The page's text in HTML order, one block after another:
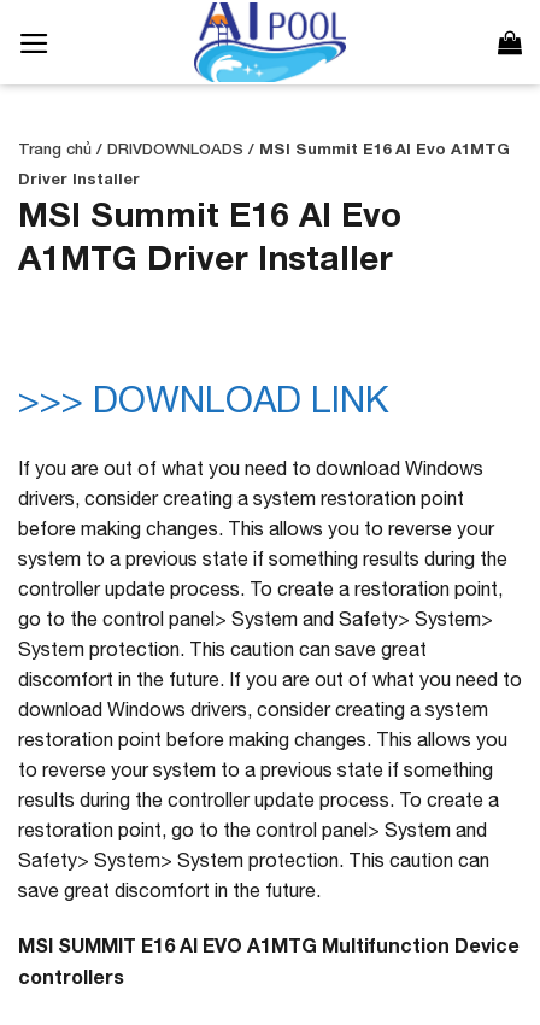
qua
Trang chủ / DRIVDOWNLOADS / MSI Summit E16 AI Evo A1MTG
Driver Installer
MSI Summit E16 AI Evo
A1MTG Driver Installer
>>> DOWNLOAD LINK
If you are out of what you need to download Windows
drivers, consider creating a system restoration point
before making changes. This allows you to reverse your
system to a previous state if something results during the
controller update process. To create a restoration point,
go to the control panel> System and Safety> System>
System protection. This caution can save great
discomfort in the future. If you are out of what you need to
download Windows drivers, consider creating a system
restoration point before making changes. This allows you
to reverse your system to a previous state if something
results during the controller update process. To create a
restoration point, go to the control panel> System and
Safety> System> System protection. This caution can
save great discomfort in the future.
MSI SUMMIT E16 AI EVO A1MTG Multifunction Device
controllers